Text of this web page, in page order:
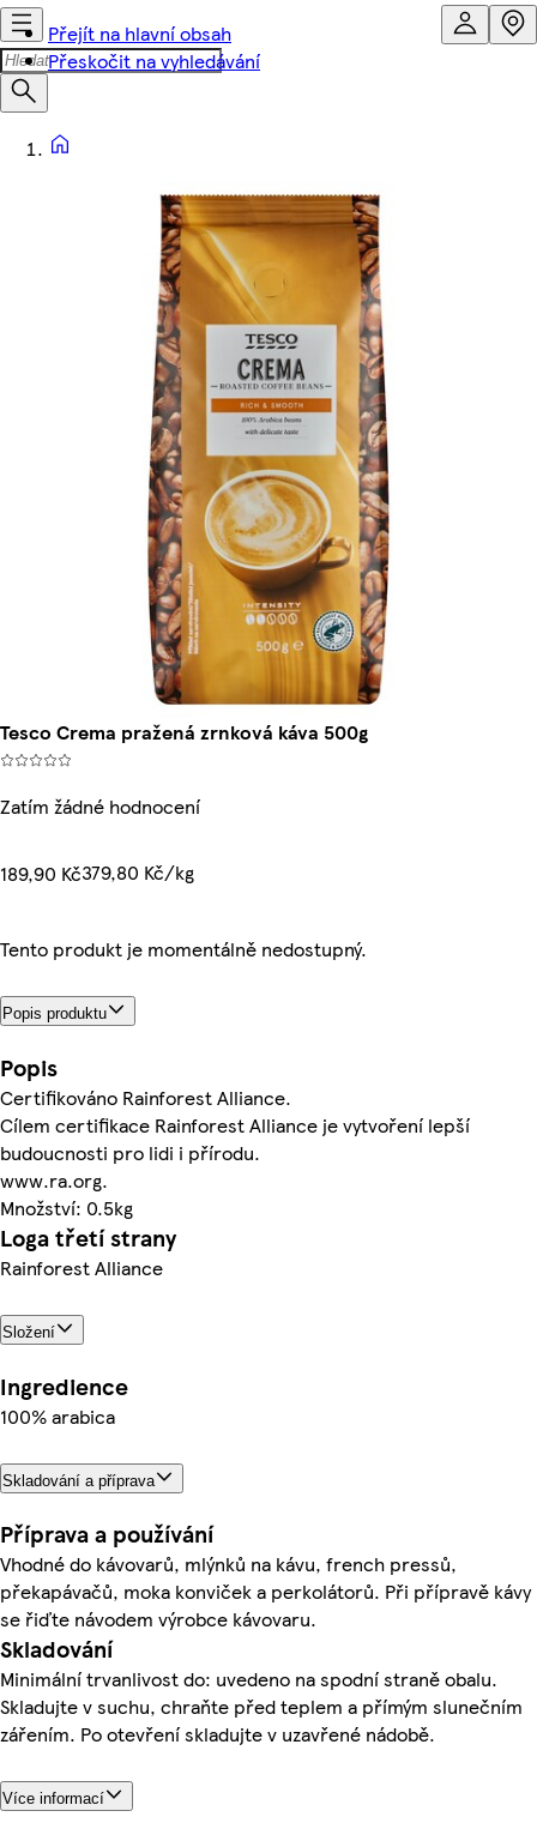
Přejít na hlavní obsah
Přeskočit na vyhledávání
Tesco Crema pražená zrnková káva 500g
Zatím žádné hodnocení
189,90 Kč379,80 Kč/kg
Tento produkt je momentálně nedostupný.
Popis produktu
Popis
Certifikováno Rainforest Alliance.
Cílem certifikace Rainforest Alliance je vytvoření lepší
budoucnosti pro lidi i přírodu.
www.ra.org.
Množství: 0.5kg
Loga třetí strany
Rainforest Alliance
Složení
Ingredience
100% arabica
Skladování a příprava
Příprava a používání
Vhodné do kávovarů, mlýnků na kávu, french pressů,
překapávačů, moka konviček a perkolátorů. Při přípravě kávy
se řiďte návodem výrobce kávovaru.
Skladování
Minimální trvanlivost do: uvedeno na spodní straně obalu.
Skladujte v suchu, chraňte před teplem a přímým slunečním
zářením. Po otevření skladujte v uzavřené nádobě.
Více informací